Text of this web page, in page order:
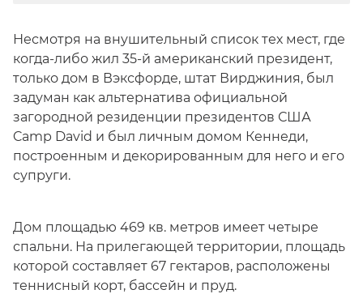
Несмотря на внушительный список тех мест, где
когда-либо жил 35-й американский президент,
только дом в Вэксфорде, штат Вирджиния, был
задуман как альтернатива официальной
загородной резиденции президентов США
Camp David и был личным домом Кеннеди,
построенным и декорированным для него и его
супруги.
Дом площадью 469 кв. метров имеет четыре
спальни. На прилегающей территории, площадь
которой составляет 67 гектаров, расположены
теннисный корт, бассейн и пруд.